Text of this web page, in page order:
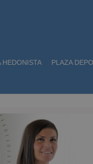
HEDONISTA PLAZA